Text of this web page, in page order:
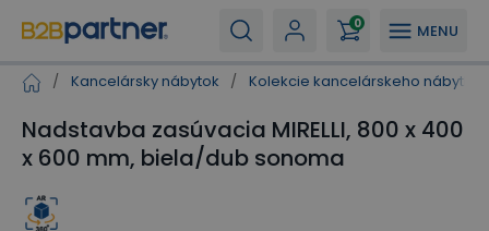
MENU
0
/ Kancelársky nábytok / Kolekcie kancelárskeho nábytku
Nadstavba zasúvacia MIRELLI, 800 x 400
x 600 mm, biela/dub sonoma